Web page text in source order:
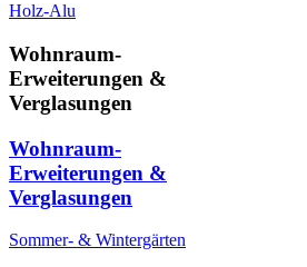
Holz-Alu
Wohnraum-
Erweiterungen &
Verglasungen
Wohnraum-
Erweiterungen &
Verglasungen
Sommer- & Wintergärten